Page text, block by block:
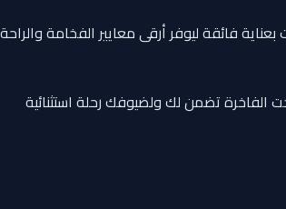
فائقة ليوفر أرقى معايير الفخامة والراحة
تضمن لك ولضيوفك رحلة استثنائية